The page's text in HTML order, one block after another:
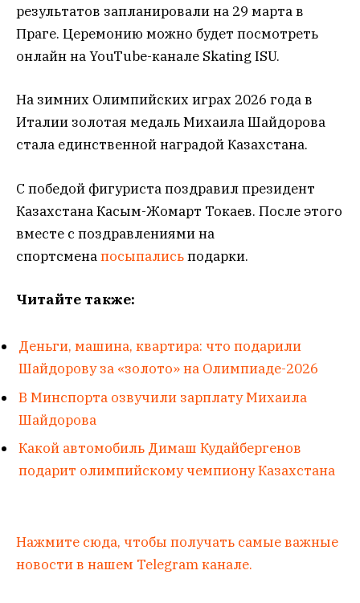
результатов запланировали на 29 марта в
Праге. Церемонию можно будет посмотреть
онлайн на YouTube-канале Skating ISU.
На зимних Олимпийских играх 2026 года в
Италии золотая медаль Михаила Шайдорова
стала единственной наградой Казахстана.
С победой фигуриста поздравил президент
Казахстана Касым-Жомарт Токаев. После этого
вместе с поздравлениями на
спортсменапосыпалисьподарки.
Читайте также:
Деньги, машина, квартира: что подарили
Шайдорову за «золото» на Олимпиаде-2026
В Минспорта озвучили зарплату Михаила
Шайдорова
Какой автомобиль Димаш Кудайбергенов
подарит олимпийскому чемпиону Казахстана
Нажмите сюда, чтобы получать самые важные
новости в нашем Telegram канале.